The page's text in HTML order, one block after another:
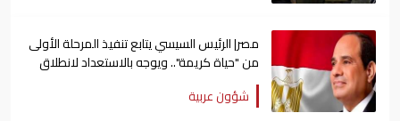
مصر| الرئيس السيسي يتابع تنفيذ المرحلة الأولى
من "حياة كريمة".. ويوجه بالاستعداد لانطلاق
الثانية
شؤون عربية